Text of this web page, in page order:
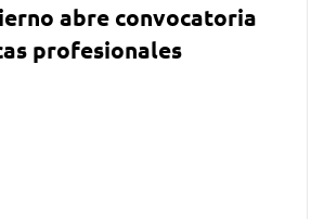
abre convocatoria
profesionales